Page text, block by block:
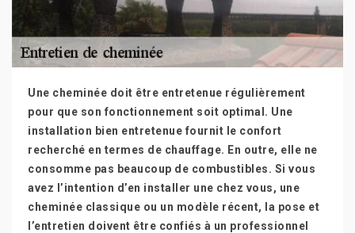
Une cheminée doit être entretenue régulièrement
pour que son fonctionnement soit optimal. Une
installation bien entretenue fournit le confort
recherché en termes de chauffage. En outre, elle ne
consomme pas beaucoup de combustibles. Si vous
avez l’intention d’en installer une chez vous, une
cheminée classique ou un modèle récent, la pose et
l’entretien doivent être confiés à un professionnel